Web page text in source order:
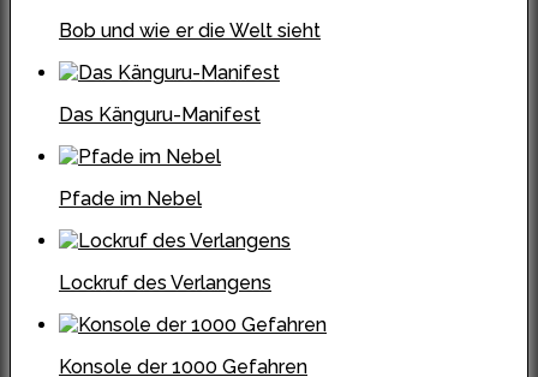
Bob und wie er die Welt sieht
Das Känguru-Manifest
Pfade im Nebel
Lockruf des Verlangens
Konsole der 1000 Gefahren